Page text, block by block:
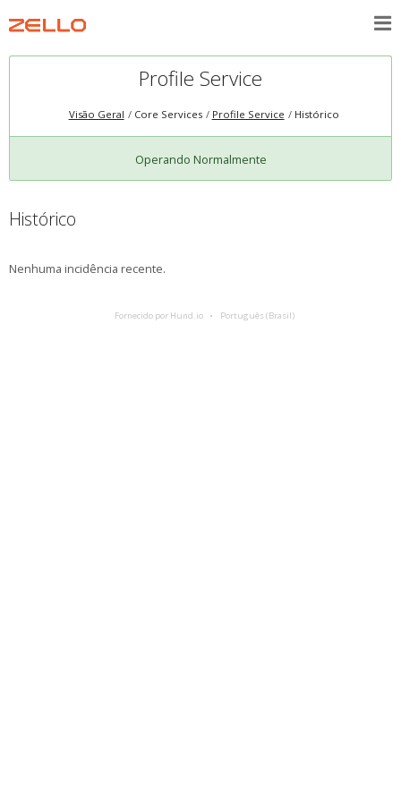
Profile Service
Visão Geral Core Services Profile Service Histórico
Operando Normalmente
Histórico
Nenhuma incidência recente.
Fornecido por Hund.io Português (Brasil)